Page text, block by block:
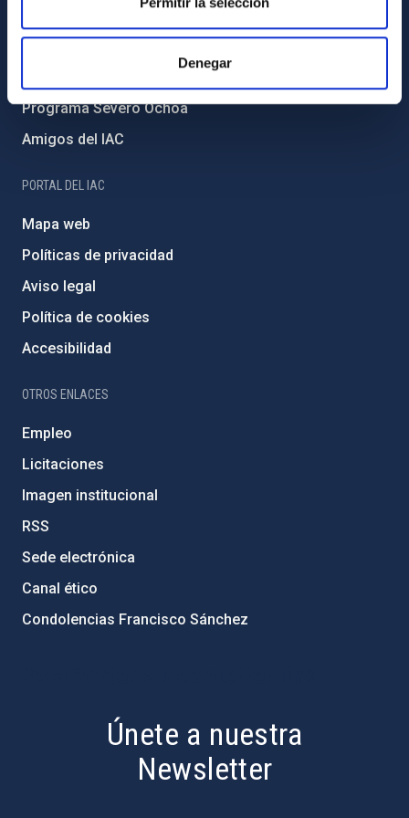
Denegar
Proyectos institucionales
Programa Severo Ochoa
Amigos del IAC
PORTAL DEL IAC
Mapa web
Políticas de privacidad
Aviso legal
Política de cookies
Accesibilidad
OTROS ENLACES
Empleo
Licitaciones
Imagen institucional
RSS
Sede electrónica
Canal ético
Condolencias Francisco Sánchez
Únete a nuestra
Newsletter